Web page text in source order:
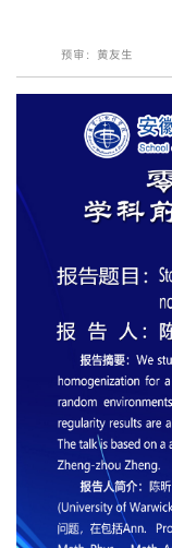
预审：黄友生